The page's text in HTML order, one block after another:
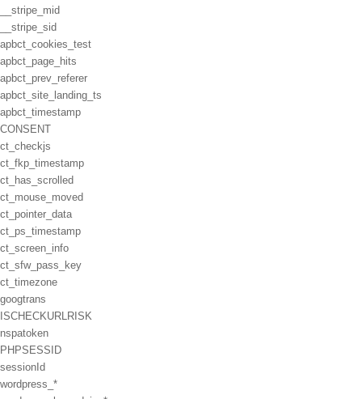
__stripe_mid
__stripe_sid
apbct_cookies_test
apbct_page_hits
apbct_prev_referer
apbct_site_landing_ts
apbct_timestamp
CONSENT
ct_checkjs
ct_fkp_timestamp
ct_has_scrolled
ct_mouse_moved
ct_pointer_data
ct_ps_timestamp
ct_screen_info
ct_sfw_pass_key
ct_timezone
googtrans
ISCHECKURLRISK
nspatoken
PHPSESSID
sessionId
wordpress_*